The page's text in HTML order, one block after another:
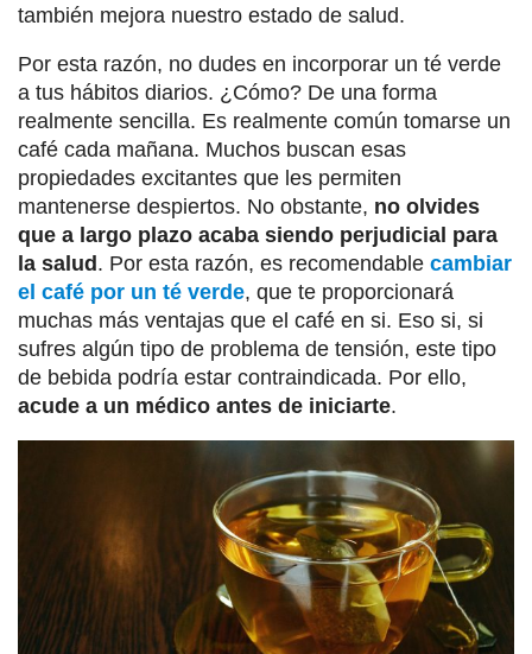
también mejora nuestro estado de salud.
Por esta razón, no dudes en incorporar un té verde
a tus hábitos diarios. ¿Cómo? De una forma
realmente sencilla. Es realmente común tomarse un
café cada mañana. Muchos buscan esas
propiedades excitantes que les permiten
mantenerse despiertos. No obstante, no olvides
que a largo plazo acaba siendo perjudicial para
la salud. Por esta razón, es recomendable cambiar
el café por un té verde, que te proporcionará
muchas más ventajas que el café en si. Eso si, si
sufres algún tipo de problema de tensión, este tipo
de bebida podría estar contraindicada. Por ello,
acude a un médico antes de iniciarte.